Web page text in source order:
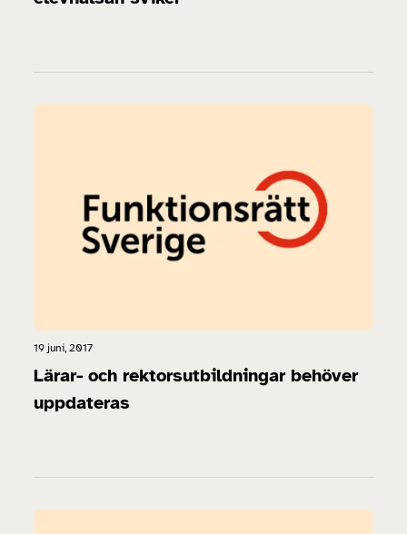
19 juni, 2017
Lärar- och rektorsutbildningar behöver
uppdateras